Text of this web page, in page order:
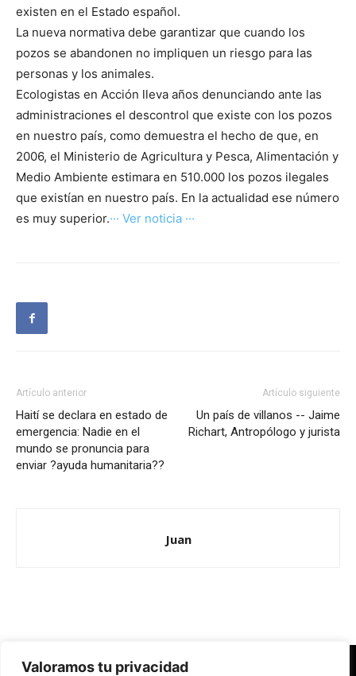
Valoramos tu privacidad
existen en el Estado español.
La nueva normativa debe garantizar que cuando los
pozos se abandonen no impliquen un riesgo para las
personas y los animales.
Ecologistas en Acción lleva años denunciando ante las
administraciones el descontrol que existe con los pozos
en nuestro país, como demuestra el hecho de que, en
2006, el Ministerio de Agricultura y Pesca, Alimentación y
Medio Ambiente estimara en 510.000 los pozos ilegales
que existían en nuestro país. En la actualidad ese número
es muy superior.··· Ver noticia ···
Artículo anterior
Haití se declara en estado de
emergencia: Nadie en el
mundo se pronuncia para
enviar ?ayuda humanitaria??
Artículo siguiente
Un país de villanos -- Jaime
Richart, Antropólogo y jurista
Juan